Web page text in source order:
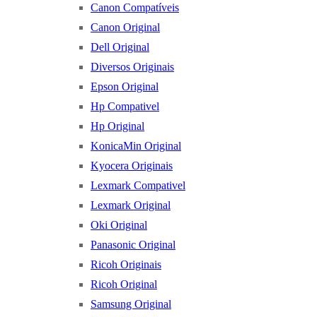
Canon Compatíveis
Canon Original
Dell Original
Diversos Originais
Epson Original
Hp Compativel
Hp Original
KonicaMin Original
Kyocera Originais
Lexmark Compativel
Lexmark Original
Oki Original
Panasonic Original
Ricoh Originais
Ricoh Original
Samsung Original